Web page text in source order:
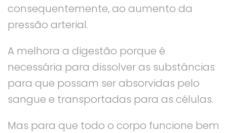
consequentemente, ao aumento da
pressão arterial.
A melhora a digestão porque é
necessária para dissolver as substâncias
para que possam ser absorvidas pelo
sangue e transportadas para as células.
Mas para que todo o corpo funcione bem